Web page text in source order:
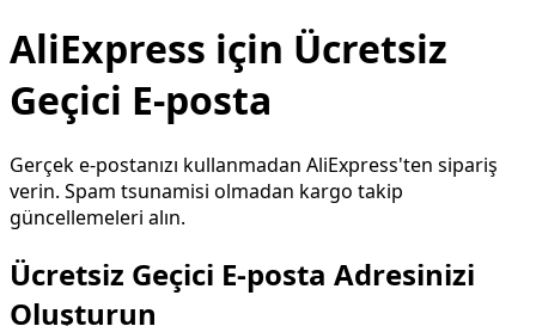
AliExpress için Ücretsiz
Geçici E-posta
Gerçek e-postanızı kullanmadan AliExpress'ten sipariş
verin. Spam tsunamisi olmadan kargo takip
güncellemeleri alın.
Ücretsiz Geçici E-posta Adresinizi
Oluşturun